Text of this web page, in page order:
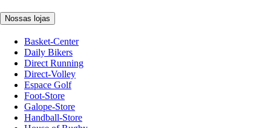
Nossas lojas
Basket-Center
Daily Bikers
Direct Running
Direct-Volley
Espace Golf
Foot-Store
Galope-Store
Handball-Store